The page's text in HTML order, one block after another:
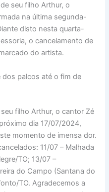
seu filho Arthur, o
na última segunda-
disto nesta quarta-
o cancelamento de
do artista.
dos palcos até o fim de
filho Arthur, o cantor Zé
dia 17/07/2024,
momento de imensa dor.
11/07 – Malhada
TO; 13/07 –
do Campo (Santana do
TO. Agradecemos a